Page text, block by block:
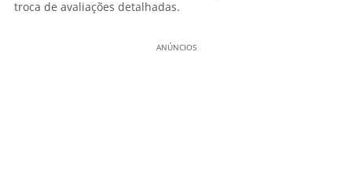
troca de avaliações detalhadas.
ANÚNCIOS